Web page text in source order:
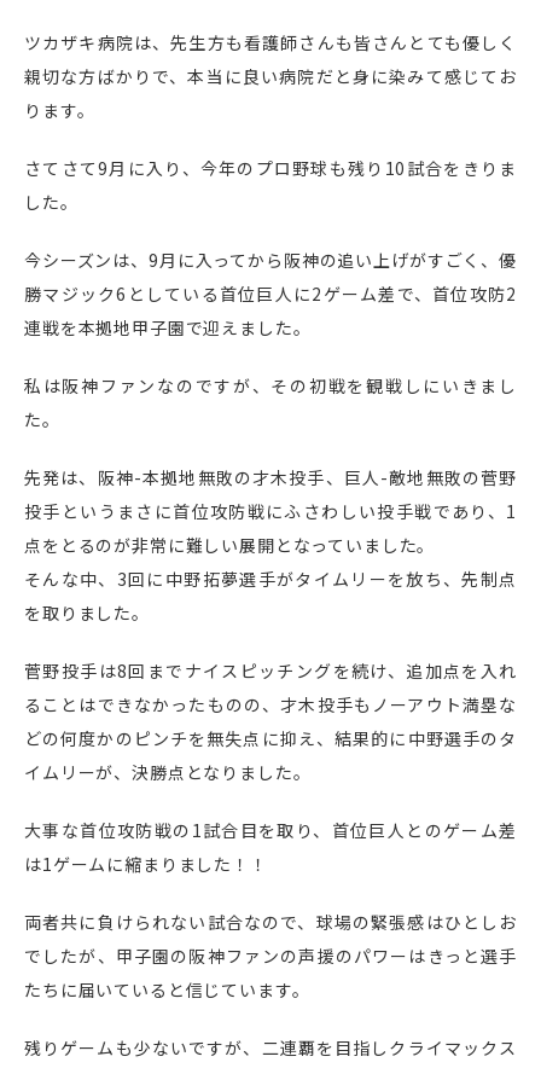
ツカザキ病院は、先生方も看護師さんも皆さんとても優しく
親切な方ばかりで、本当に良い病院だと身に染みて感じてお
ります。
さてさて9月に入り、今年のプロ野球も残り 10 試合をきりま
した。
今シーズンは、 9月に入ってから阪神の追い上げがすごく、優
勝マジック6 としている首位巨人に2 ゲーム差で、首位攻防2
連戦を本拠地甲子園で迎えました。
私は阪神ファンなのですが、その初戦を観戦しにいきまし
た。
先発は、阪神-本拠地無敗の才木投手、巨人-敵地無敗の菅野
投手というまさに首位攻防戦にふさわしい投手戦であり、 1
点をとるのが非常に難しい展開となっていました。
そんな中、 3回に中野拓夢選手がタイムリーを放ち、先制点
を取りました。
菅野投手は8回までナイスピッチングを続け、追加点を入れ
ることはできなかったものの、才木投手もノーアウト満塁な
どの何度かのピンチを無失点に抑え、結果的に中野選手のタ
イムリーが、決勝点となりました。
大事な首位攻防戦の 1試合目を取り、首位巨人とのゲーム差
は1ゲームに縮まりました！！
両者共に負けられない試合なので、球場の緊張感はひとしお
でしたが、甲子園の阪神ファンの声援のパワーはきっと選手
たちに届いていると信じています。
残りゲームも少ないですが、二連覇を目指しクライマックス